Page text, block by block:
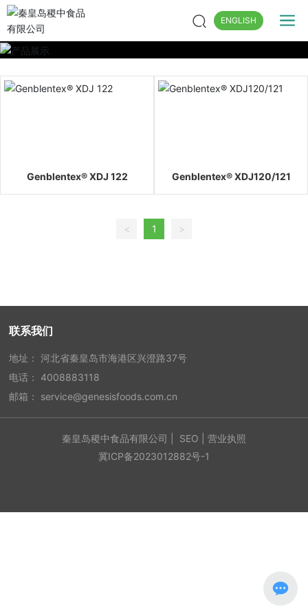
ENGLISH
Genblentex® XDJ 122 Genblentex® XDJ120/121
< 1 >
联系我们
地址： 河北省秦皇岛市海港区兴澄路37号
电话： 4008883118
邮箱： service@genesisfoods.com.cn
秦皇岛稷中食品有限公司 | SEO
营业执照
冀ICP备2023012882号-1